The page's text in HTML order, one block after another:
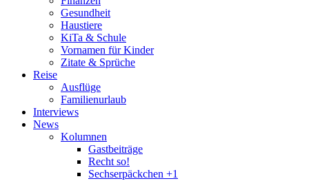
Gesundheit
Haustiere
KiTa & Schule
Vornamen für Kinder
Zitate & Sprüche
Reise
Ausflüge
Familienurlaub
Interviews
News
Kolumnen
Gastbeiträge
Recht so!
Sechserpäckchen +1